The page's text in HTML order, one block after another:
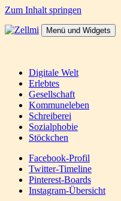
Zum Inhalt springen
Menü und Widgets
Digitale Welt
Erlebtes
Gesellschaft
Kommuneleben
Schreiberei
Sozialphobie
Stöckchen
Facebook-Profil
Twitter-Timeline
Pinterest-Boards
Instagram-Übersicht